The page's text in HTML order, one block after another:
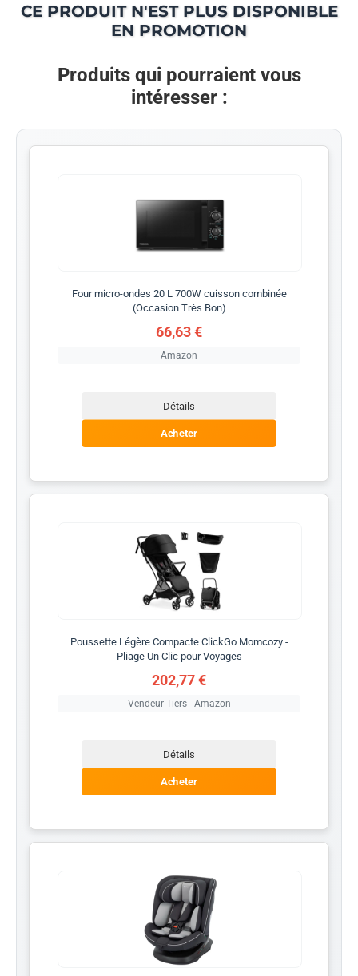
CE PRODUIT N'EST PLUS DISPONIBLE
EN PROMOTION
Produits qui pourraient vous
intéresser :
Four micro-ondes 20 L 700W cuisson combinée
(Occasion Très Bon)
66,63 €
Amazon
Détails
Acheter
Poussette Légère Compacte ClickGo Momcozy -
Pliage Un Clic pour Voyages
202,77 €
Vendeur Tiers - Amazon
Détails
Acheter